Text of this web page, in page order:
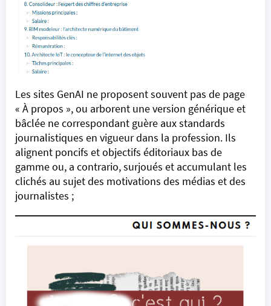
Les sites GenAI ne proposent souvent pas de page
« À propos », ou arborent une version générique et
bâclée ne correspondant guère aux standards
journalistiques en vigueur dans la profession. Ils
alignent poncifs et objectifs éditoriaux bas de
gamme ou, a contrario, surjoués et accumulant les
clichés au sujet des motivations des médias et des
journalistes ;